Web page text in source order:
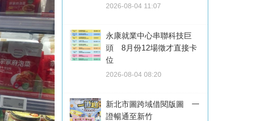
2026-08-04 11:07
永康就業中心串聯科技巨
頭 8月份12場徵才直接卡
位
2026-08-04 08:20
新北市圖跨域借閱版圖 一
證暢通至新竹